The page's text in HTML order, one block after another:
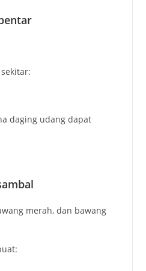
daging udang dapat
merah, dan bawang